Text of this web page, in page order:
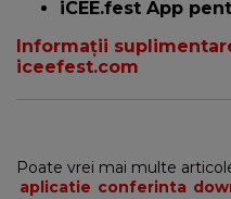
iCEE.fest App
Informații
iceefest.com
Poate vrei mai multe
aplicatie conferinta